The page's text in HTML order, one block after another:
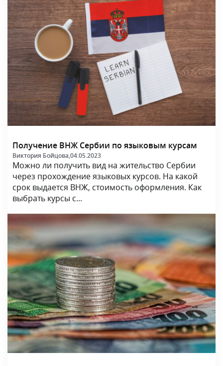
Получение ВНЖ Сербии по языковым курсам
Виктория Бойцова,04.05.2023
Можно ли получить вид на жительство Сербии
через прохождение языковых курсов. На какой
срок выдается ВНЖ, стоимость оформления. Как
выбрать курсы с...